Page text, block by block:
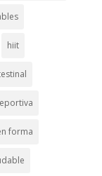
hiit
forma